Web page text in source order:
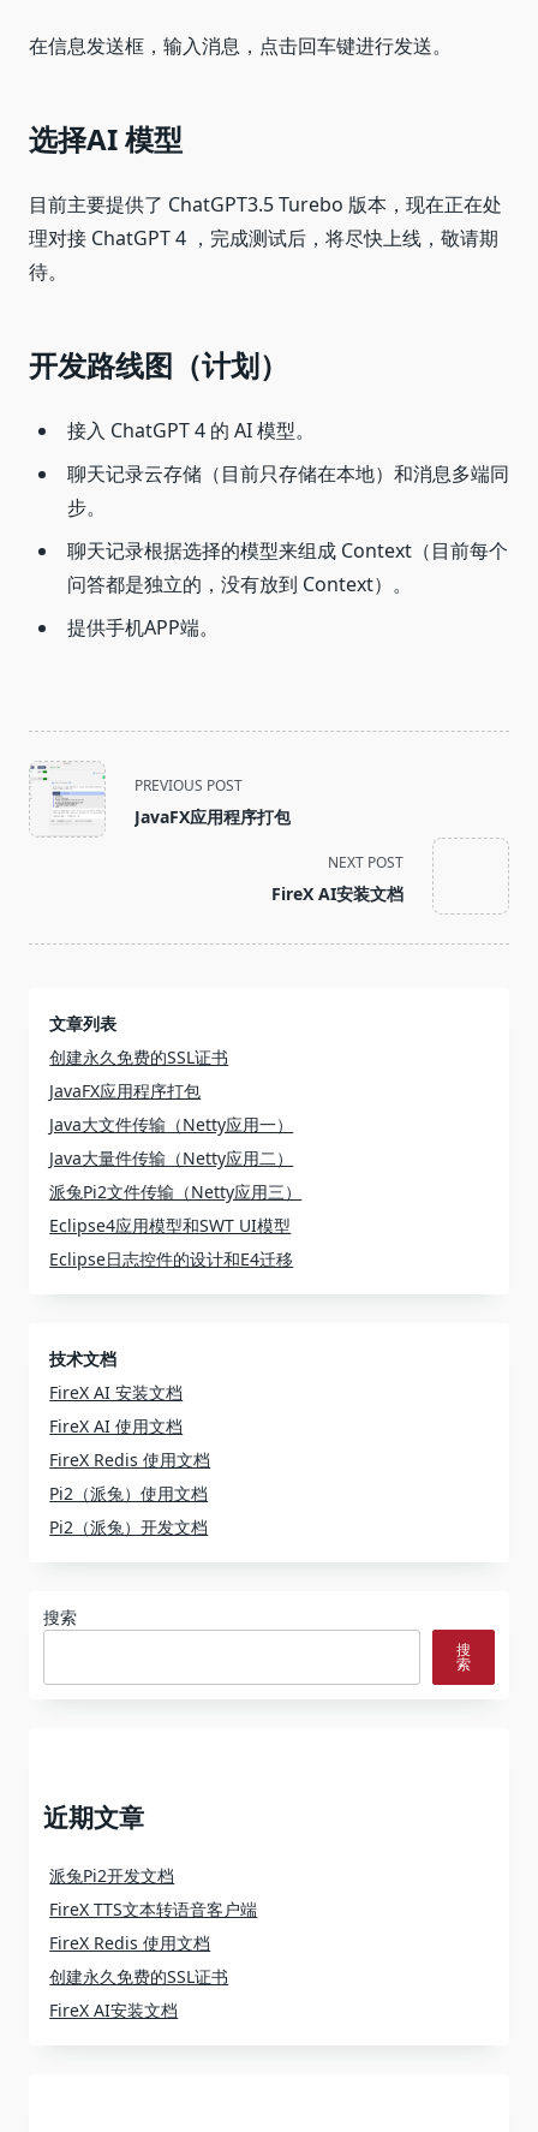
在信息发送框，输入消息，点击回车键进行发送。
选择AI 模型
目前主要提供了 ChatGPT3.5 Turebo 版本，现在正在处
理对接 ChatGPT 4 ，完成测试后，将尽快上线，敬请期
待。
开发路线图（计划）
接入 ChatGPT 4 的 AI 模型。
聊天记录云存储（目前只存储在本地）和消息多端同
步。
聊天记录根据选择的模型来组成 Context（目前每个
问答都是独立的，没有放到 Context）。
提供手机APP端。
<span
class="nav-
subtitle
PREVIOUS POST
JavaFX应用程序打包
NEXT POST
FireX AI安装文档
文章列表
创建永久免费的SSL证书
JavaFX应用程序打包
Java大文件传输（Netty应用一）
Java大量件传输（Netty应用二）
派兔Pi2文件传输（Netty应用三）
Eclipse4应用模型和SWT UI模型
Eclipse日志控件的设计和E4迁移
技术文档
FireX AI 安装文档
FireX AI 使用文档
FireX Redis 使用文档
Pi2（派兔）使用文档
Pi2（派兔）开发文档
搜索
搜
索
近期文章
派兔Pi2开发文档
FireX TTS文本转语音客户端
FireX Redis 使用文档
创建永久免费的SSL证书
FireX AI安装文档